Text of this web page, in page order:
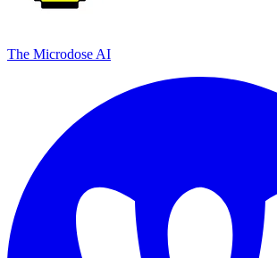
The Microdose AI